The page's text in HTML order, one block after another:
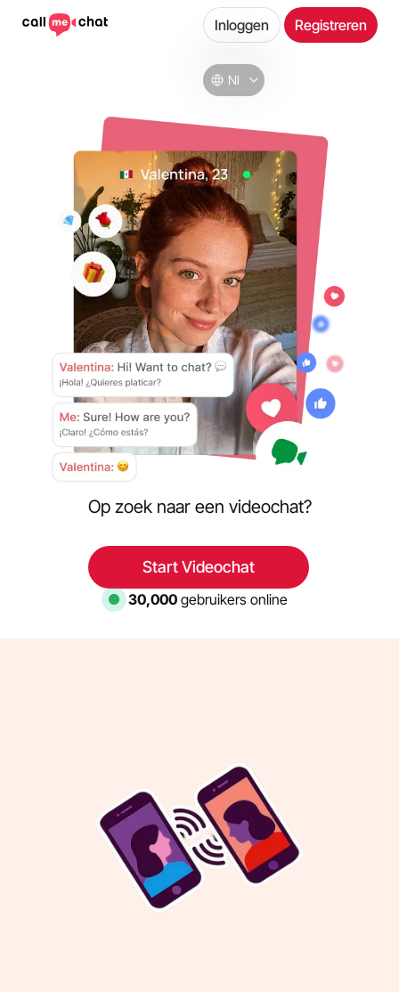
Nl
Inloggen Registreren
Op zoek naar een videochat?
Start Videochat
30,568 gebruikers online